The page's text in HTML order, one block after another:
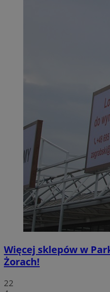
Więcej sklepów w
Żorach!
22